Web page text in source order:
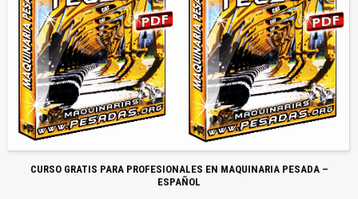
CURSO GRATIS PARA PROFESIONALES EN MAQUINARIA PESADA –
ESPAÑOL